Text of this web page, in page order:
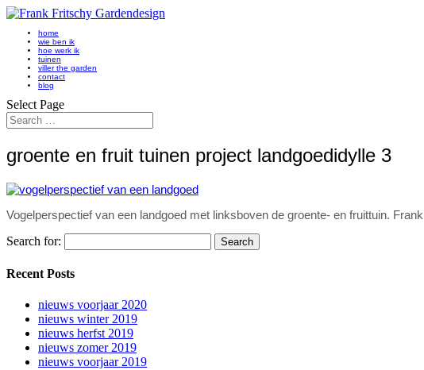
home
wie ben ik
hoe werk ik
tuinen
viller the garden
contact
blog
Select Page
groente en fruit tuinen project landgoedidylle 3
Vogelperspectief van een landgoed met linksboven de groente- en fruittuin.
Search for:
Recent Posts
nieuws voorjaar 2020
nieuws winter 2019
nieuws herfst 2019
nieuws zomer 2019
nieuws voorjaar 2019